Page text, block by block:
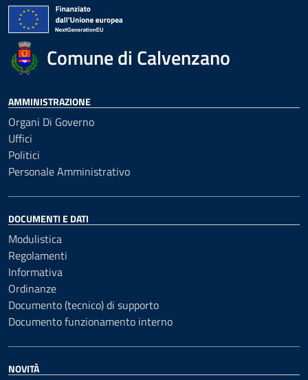
Comune di Calvenzano
AMMINISTRAZIONE
Organi Di Governo
Uffici
Politici
Personale Amministrativo
DOCUMENTI E DATI
Modulistica
Regolamenti
Informativa
Ordinanze
Documento (tecnico) di supporto
Documento funzionamento interno
NOVITÀ